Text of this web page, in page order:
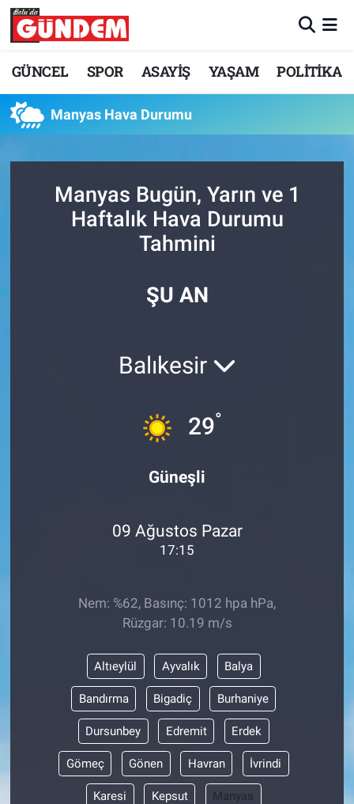
GÜNCEL SPOR ASAYİŞ YAŞAM POLİTİKA
Manyas Hava Durumu
Manyas Bugün, Yarın ve 1
Haftalık Hava Durumu
Tahmini
ŞU AN
Balıkesir
29°
Güneşli
09 Ağustos Pazar
17:15
Nem: %62, Basınç: 1012 hpa hPa,
Rüzgar: 10.19 m/s
Altıeylül Ayvalık Balya
Bandırma Bigadiç Burhaniye
Dursunbey Edremit Erdek
Gömeç Gönen Havran İvrindi
Karesi Kepsut Manyas
Merkez Nöbetçi Eczaneler
Tüm Manşetler